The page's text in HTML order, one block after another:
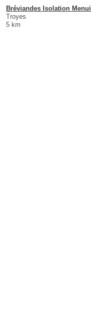
Bréviandes Isolation
Troyes
5 km